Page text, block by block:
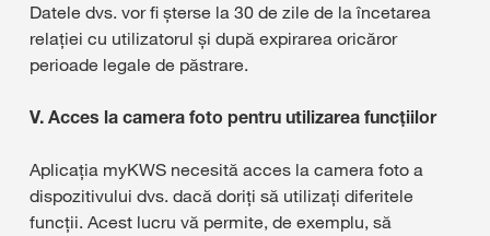
Datele dvs. vor fi șterse la 30 de zile de la încetarea
relației cu utilizatorul și după expirarea oricăror
perioade legale de păstrare.
V. Acces la camera foto pentru utilizarea funcțiilor
Aplicația myKWS necesită acces la camera foto a
dispozitivului dvs. dacă doriți să utilizați diferitele
funcții. Acest lucru vă permite, de exemplu, să